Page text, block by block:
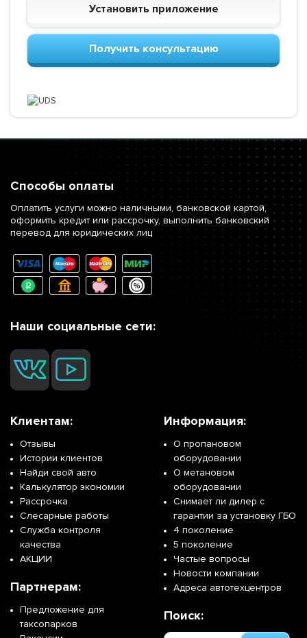
Установить приложение
Получить консультацию
Способы оплаты
Оплатить услуги можно наличными, банковской картой,
оформить кредит или рассрочку, выполнить банковский
перевод для юридических лиц
Наши социальные сети:
Клиентам:
Отзывы
Истории клиентов
Найди свой авто
Калькулятор экономии
Рассрочка
Слесарные работы
Служба контроля
качества
АКЦИИ
Партнерам:
Предложение для
таксопарков
Информация:
О пропановом
оборудовании
О метановом
оборудовании
Снимает ли дилер с
гарантии за установку ГБО
4 поколение
5 поколение
Частые вопросы
Новости компании
Адреса автотехцентров
Поиск: